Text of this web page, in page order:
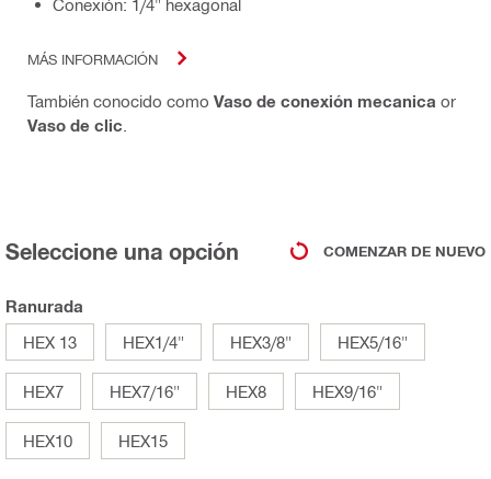
Conexión: 1/4" hexagonal
MÁS INFORMACIÓN
También conocido como Vaso de conexión mecanica or
Vaso de clic
Seleccione una opción COMENZAR DE NUEVO
Ranurada
HEX 13
HEX1/4" HEX3/8" HEX5/16"
HEX7 HEX7/16" HEX8 HEX9/16"
HEX10 HEX15